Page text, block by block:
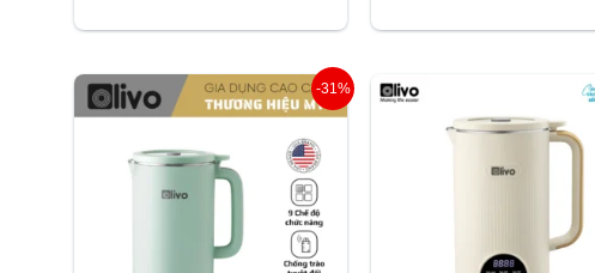
-31%
Giá
gốc
2.890.000 ₫.
Giá
hiện
là:
1.990.000 ₫.
là:
2.500.000 ₫.là: